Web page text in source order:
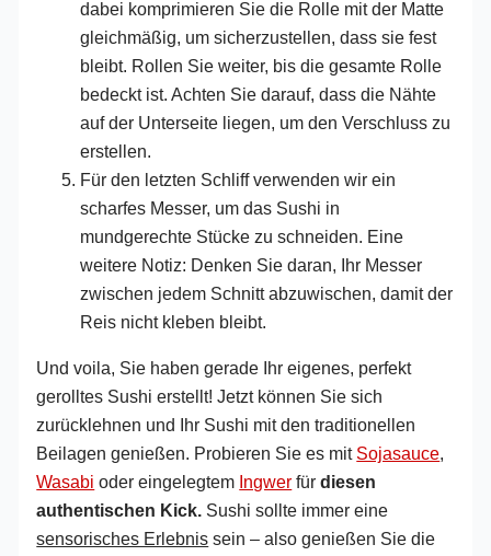
dabei komprimieren Sie die Rolle mit der Matte
gleichmäßig, um sicherzustellen, dass sie fest
bleibt. Rollen Sie weiter, bis die gesamte Rolle
bedeckt ist. Achten Sie darauf, dass die Nähte
auf der Unterseite liegen, um den Verschluss zu
erstellen.
Für den letzten Schliff verwenden wir ein
scharfes Messer, um das Sushi in
mundgerechte Stücke zu schneiden. Eine
weitere Notiz: Denken Sie daran, Ihr Messer
zwischen jedem Schnitt abzuwischen, damit der
Reis nicht kleben bleibt.
Und voila, Sie haben gerade Ihr eigenes, perfekt
gerolltes Sushi erstellt! Jetzt können Sie sich
zurücklehnen und Ihr Sushi mit den traditionellen
Beilagen genießen. Probieren Sie es mit Sojasauce,
Wasabi oder eingelegtem Ingwer fürdiesen
authentischen Kick. Sushi sollte immer eine
sensorisches Erlebnis sein – also genießen Sie die